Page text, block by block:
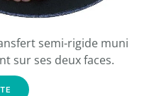
semi-rigide muni
sur ses deux faces.